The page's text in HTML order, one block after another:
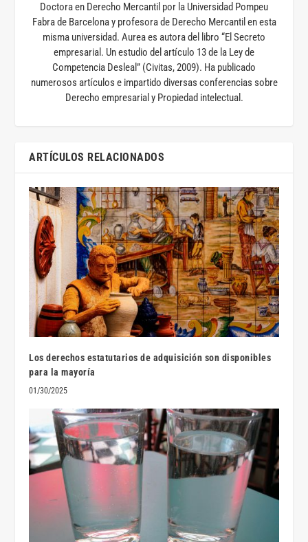
Doctora en Derecho Mercantil por la Universidad Pompeu
Fabra de Barcelona y profesora de Derecho Mercantil en esta
misma universidad. Aurea es autora del libro “El Secreto
empresarial. Un estudio del artículo 13 de la Ley de
Competencia Desleal” (Civitas, 2009). Ha publicado
numerosos artículos e impartido diversas conferencias sobre
Derecho empresarial y Propiedad intelectual.
ARTÍCULOS RELACIONADOS
Los derechos estatutarios de adquisición son disponibles
para la mayoría
01/30/2025